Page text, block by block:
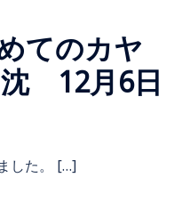
てのカヤ
12月6日
した。 […]